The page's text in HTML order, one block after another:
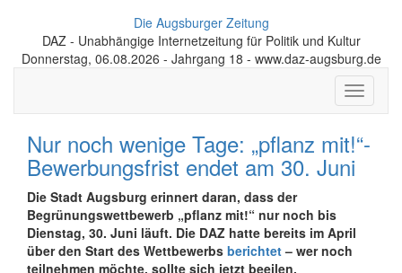
Die Augsburger Zeitung
DAZ - Unabhängige Internetzeitung für Politik und Kultur
Donnerstag, 06.08.2026 - Jahrgang 18 - www.daz-augsburg.de
Toggle
Nur noch wenige Tage: „pflanz mit!“-
Bewerbungsfrist endet am 30. Juni
Die Stadt Augsburg erinnert daran, dass der
Begrünungs­wett­bewerb „pflanz mit!“ nur noch bis
Dienstag, 30. Juni läuft. Die DAZ hatte bereits im April
über den Start des Wettbewerbs berichtet– wer noch
teilnehmen möchte, sollte sich jetzt beeilen.